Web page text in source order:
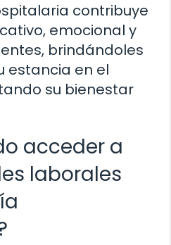
contribuye
emocional y
brindándoles
estancia en el
su bienestar
acceder a
laborales